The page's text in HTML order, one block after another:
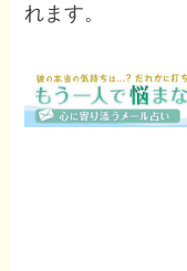
れます。